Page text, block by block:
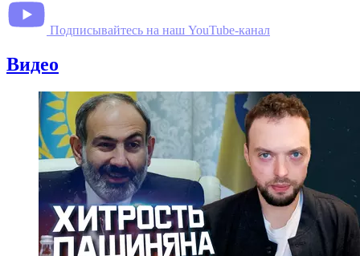
Подписывайтесь на наш YouTube-канал
Видео